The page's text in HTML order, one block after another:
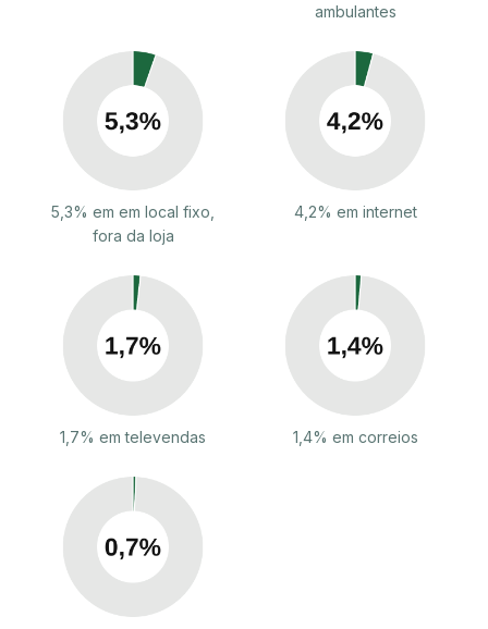
ambulantes
5,3% em em local fixo,
fora da loja
4,2% em internet
1,7% em televendas 1,4% em correios